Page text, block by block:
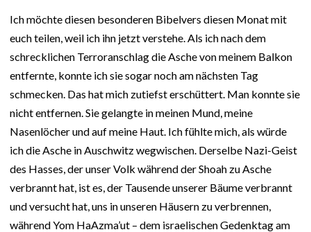
Ich möchte diesen besonderen Bibelvers diesen Monat mit
euch teilen, weil ich ihn jetzt verstehe. Als ich nach dem
schrecklichen Terroranschlag die Asche von meinem Balkon
entfernte, konnte ich sie sogar noch am nächsten Tag
schmecken. Das hat mich zutiefst erschüttert. Man konnte sie
nicht entfernen. Sie gelangte in meinen Mund, meine
Nasenlöcher und auf meine Haut. Ich fühlte mich, als würde
ich die Asche in Auschwitz wegwischen. Derselbe Nazi-Geist
des Hasses, der unser Volk während der Shoah zu Asche
verbrannt hat, ist es, der Tausende unserer Bäume verbrannt
und versucht hat, uns in unseren Häusern zu verbrennen,
während Yom HaAzma’ut – dem israelischen Gedenktag am